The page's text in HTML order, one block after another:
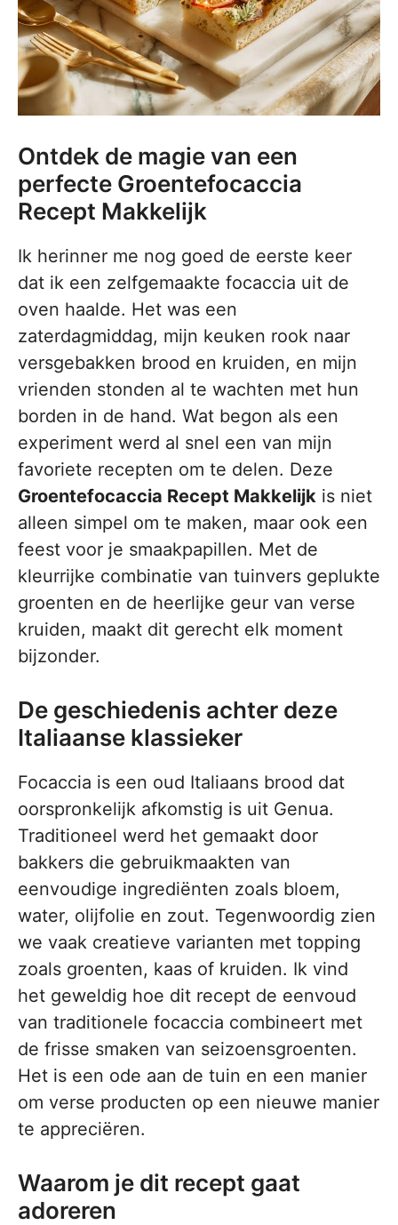
Ontdek de magie van een
perfecte Groentefocaccia
Recept Makkelijk
Ik herinner me nog goed de eerste keer
dat ik een zelfgemaakte focaccia uit de
oven haalde. Het was een
zaterdagmiddag, mijn keuken rook naar
versgebakken brood en kruiden, en mijn
vrienden stonden al te wachten met hun
borden in de hand. Wat begon als een
experiment werd al snel een van mijn
favoriete recepten om te delen. Deze
Groentefocaccia Recept Makkelijk is niet
alleen simpel om te maken, maar ook een
feest voor je smaakpapillen. Met de
kleurrijke combinatie van tuinvers geplukte
groenten en de heerlijke geur van verse
kruiden, maakt dit gerecht elk moment
bijzonder.
De geschiedenis achter deze
Italiaanse klassieker
Focaccia is een oud Italiaans brood dat
oorspronkelijk afkomstig is uit Genua.
Traditioneel werd het gemaakt door
bakkers die gebruikmaakten van
eenvoudige ingrediënten zoals bloem,
water, olijfolie en zout. Tegenwoordig zien
we vaak creatieve varianten met topping
zoals groenten, kaas of kruiden. Ik vind
het geweldig hoe dit recept de eenvoud
van traditionele focaccia combineert met
de frisse smaken van seizoensgroenten.
Het is een ode aan de tuin en een manier
om verse producten op een nieuwe manier
te appreciëren.
Waarom je dit recept gaat
adoreren